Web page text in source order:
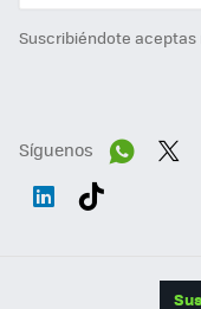
Suscribiéndote aceptas
Síguenos